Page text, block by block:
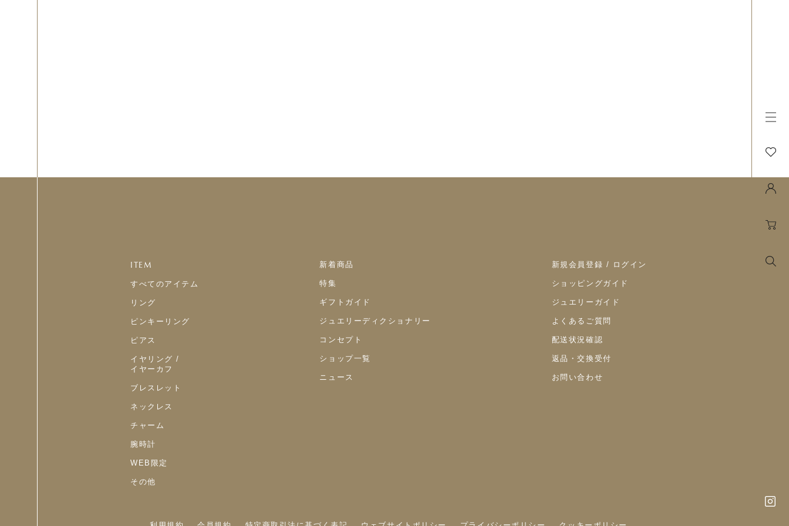
ITEM
すべてのアイテム
リング
ピンキーリング
ピアス
イヤリング /
イヤーカフ
ブレスレット
ネックレス
チャーム
腕時計
WEB限定
その他
新着商品
特集
ギフトガイド
ジュエリーディクショナリー
コンセプト
ショップ一覧
ニュース
新規会員登録 / ログイン
ショッピングガイド
ジュエリーガイド
よくあるご質問
配送状況確認
返品・交換受付
お問い合わせ